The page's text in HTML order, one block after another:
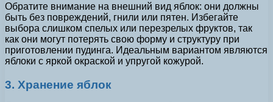
Обратите внимание на внешний вид яблок: они должны
быть без повреждений, гнили или пятен. Избегайте
выбора слишком спелых или перезрелых фруктов, так
как они могут потерять свою форму и структуру при
приготовлении пудинга. Идеальным вариантом являются
яблоки с яркой окраской и упругой кожурой.
3. Хранение яблок